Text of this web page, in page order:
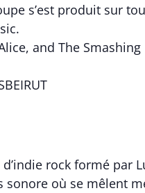
s’est produit sur
and The
rock formé par
sonore où se mêlent